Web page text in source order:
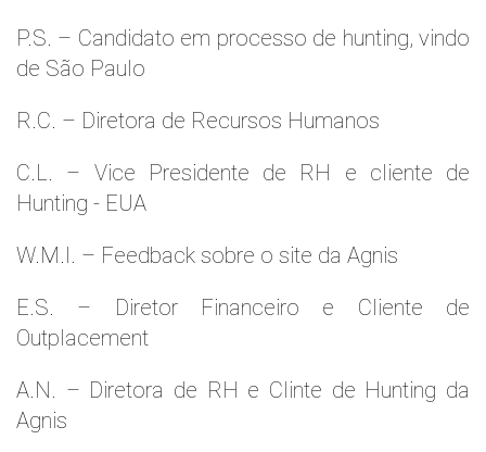
P.S. – Candidato em processo de hunting, vindo
de São Paulo
R.C. – Diretora de Recursos Humanos
C.L. – Vice Presidente de RH e cliente de
Hunting - EUA
W.M.l. – Feedback sobre o site da Agnis
E.S. – Diretor Financeiro e Cliente de
Outplacement
A.N. – Diretora de RH e Clinte de Hunting da
Agnis